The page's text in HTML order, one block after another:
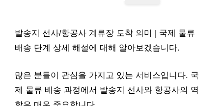
발송지 선사/항공사 계류장 도착 의미 | 국제 물류
배송 단계 상세 해설에 대해 알아보겠습니다.
많은 분들이 관심을 가지고 있는 서비스입니다. 국
제 물류 배송 과정에서 발송지 선사와 항공사의 역